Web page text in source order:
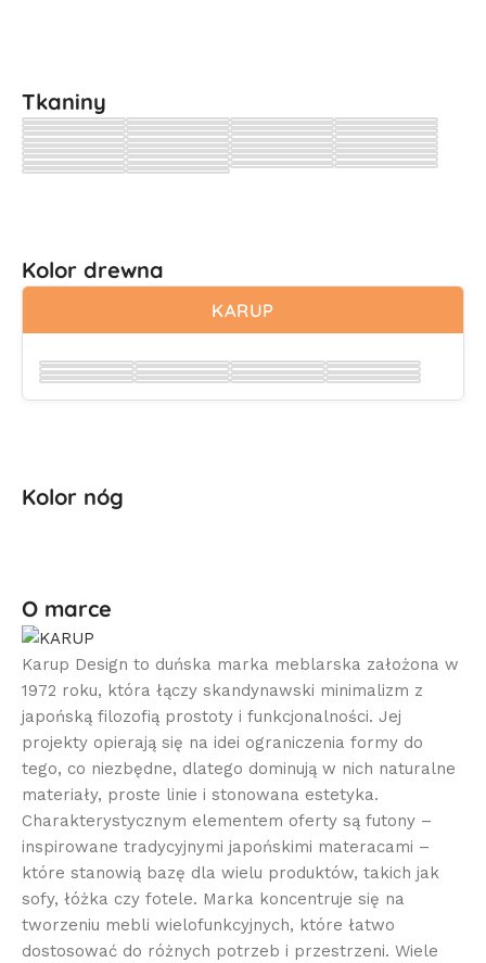
Tkaniny
Wybierz Wybierz Wybierz Wybierz
Wybierz Wybierz Wybierz Wybierz
Wybierz Wybierz Wybierz Wybierz
Wybierz Wybierz Wybierz Wybierz
Wybierz Wybierz Wybierz Wybierz
Wybierz Wybierz Wybierz Wybierz
Wybierz Wybierz Wybierz Wybierz
Wybierz Wybierz Wybierz Wybierz
Wybierz Wybierz
Kolor drewna
KARUP
Wybierz Wybierz Wybierz Wybierz
Wybierz Wybierz Wybierz Wybierz
Wybierz Wybierz Wybierz Wybierz
Kolor nóg
O marce
Karup Design to duńska marka meblarska założona w
1972 roku, która łączy skandynawski minimalizm z
japońską filozofią prostoty i funkcjonalności. Jej
projekty opierają się na idei ograniczenia formy do
tego, co niezbędne, dlatego dominują w nich naturalne
materiały, proste linie i stonowana estetyka.
Charakterystycznym elementem oferty są futony –
inspirowane tradycyjnymi japońskimi materacami –
które stanowią bazę dla wielu produktów, takich jak
sofy, łóżka czy fotele. Marka koncentruje się na
tworzeniu mebli wielofunkcyjnych, które łatwo
dostosować do różnych potrzeb i przestrzeni. Wiele